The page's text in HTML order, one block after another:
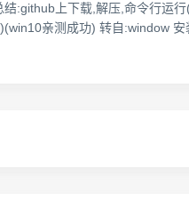
:github上下载,解压,命令行
亲测成功) 转自:window